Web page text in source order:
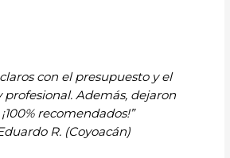
con el presupuesto y el
Además, dejaron
recomendados!”
R. (Coyoacán)